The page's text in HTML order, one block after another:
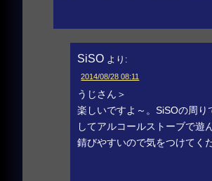
SiSO より:
2014/08/28 08:11
うじさん＞
楽しいですよ～。SiSOの周り
してアルコールストーブで遊
錆びやすいので気をつけてく